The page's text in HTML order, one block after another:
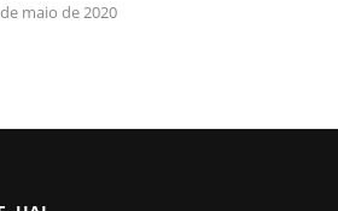
maio de 2020